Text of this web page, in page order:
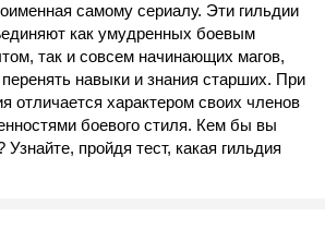
самому сериалу. Эти гильдии
как умудренных боевым
так и совсем начинающих магов,
навыки и знания старших. При
отличается характером своих членов
боевого стиля. Кем бы вы
пройдя тест, какая гильдия